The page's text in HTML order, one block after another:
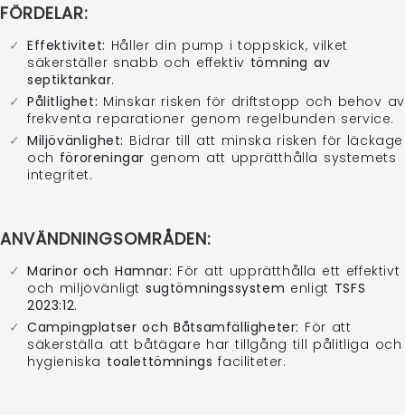
FÖRDELAR:
Effektivitet: Håller din pump i toppskick, vilket
säkerställer snabb och effektiv tömning av
septiktankar.
Pålitlighet: Minskar risken för driftstopp och behov av
frekventa reparationer genom regelbunden service.
Miljövänlighet: Bidrar till att minska risken för läckage
och föroreningar genom att upprätthålla systemets
integritet.
ANVÄNDNINGSOMRÅDEN:
Marinor och Hamnar: För att upprätthålla ett effektivt
och miljövänligt sugtömningssystem enligt TSFS
2023:12.
Campingplatser och Båtsamfälligheter: För att
säkerställa att båtägare har tillgång till pålitliga och
hygieniska toalettömnings faciliteter.